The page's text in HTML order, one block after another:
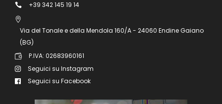
+39 342 145 19 14
Via del Tonale e della Mendola 160/A - 24060 Endine Gaiano
(BG)
P.IVA: 02683960161
Seguici su Instagram
Seguici su Facebook